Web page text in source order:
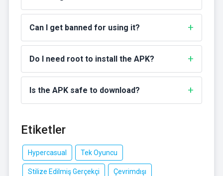
Can I get banned for using it?
Do I need root to install the APK?
Is the APK safe to download?
Etiketler
Hypercasual Tek Oyuncu
Stilize Edilmiş Gerçekçi Çevrimdışı